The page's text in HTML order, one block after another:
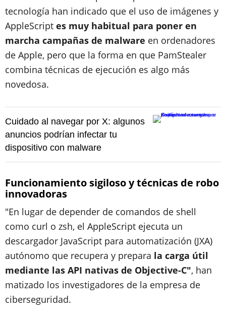
tecnología han indicado que el uso de imágenes y
AppleScript es muy habitual para poner en
marcha campañas de malware en ordenadores
de Apple, pero que la forma en que PamStealer
combina técnicas de ejecución es algo más
novedosa.
Cuidado al navegar por X: algunos
anuncios podrían infectar tu
dispositivo con malware
Funcionamiento sigiloso y técnicas de robo
innovadoras
"En lugar de depender de comandos de shell
como curl o zsh, el AppleScript ejecuta un
descargador JavaScript para automatización (JXA)
autónomo que recupera y prepara la carga útil
mediante las API nativas de Objective-C", han
matizado los investigadores de la empresa de
ciberseguridad.